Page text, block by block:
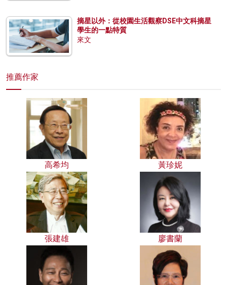
摘星以外：從校園生活觀察DSE中文科摘星
學生的一點特質
來文
推薦作家
高希均 黃珍妮
張建雄 廖書蘭